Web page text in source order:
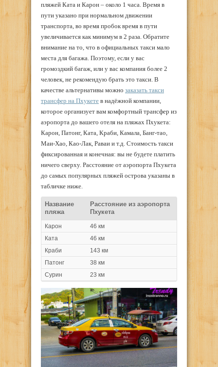
пляжей Ката и Карон – около 1 часа. Время в
пути указано при нормальном движении
транспорта, во время пробок время в пути
увеличивается как минимум в 2 раза. Обратите
внимание на то, что в официальных такси мало
места для багажа. Поэтому, если у вас
громоздкий багаж, или у вас компания более 2
человек, не рекомендую брать это такси. В
качестве альтернативы можно заказать такси
трансфер на Пхукете в надёжной компании,
которое организует вам комфортный трансфер из
аэропорта до вашего отеля на пляжах Пхукета:
Карон, Патонг, Ката, Краби, Камала, Банг-тао,
Маи-Хао, Као-Лак, Раваи и т.д. Стоимость такси
фиксированная и конечная: вы не будете платить
ничего сверху. Расстояние от аэропорта Пхукета
до самых популярных пляжей острова указаны в
табличке ниже.
Название
пляжа
Расстояние из аэропорта
Пхукета
Карон
46 км
Ката
46 км
Краби
143 км
Патонг
38 км
Сурин
23 км